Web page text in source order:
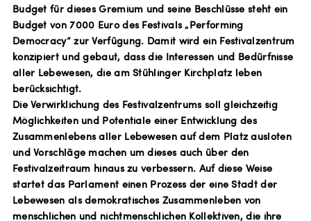
Budget für dieses Gremium und seine Beschlüsse steht ein
Budget von 7000 Euro des Festivals „Performing
Democracy“ zur Verfügung. Damit wird ein Festivalzentrum
konzipiert und gebaut, dass die Interessen und Bedürfnisse
aller Lebewesen, die am Stühlinger Kirchplatz leben
berücksichtigt.
Die Verwirklichung des Festivalzentrums soll gleichzeitig
Möglichkeiten und Potentiale einer Entwicklung des
Zusammenlebens aller Lebewesen auf dem Platz ausloten
und Vorschläge machen um dieses auch über den
Festivalzeitraum hinaus zu verbessern. Auf diese Weise
startet das Parlament einen Prozess der eine Stadt der
Lebewesen als demokratisches Zusammenleben von
menschlichen und nichtmenschlichen Kollektiven, die ihre